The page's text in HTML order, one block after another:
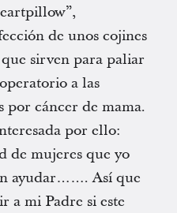
de unos cojines
sirven para paliar
a las
por cáncer de mama.
por ello:
de mujeres que yo
ayudar……. Así que
a mi Padre si este